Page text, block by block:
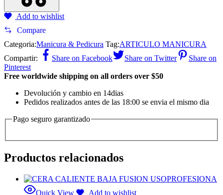
Add to wishlist
Compare
Categoria:Manicura & Pedicura Tag:ARTICULO MANICURA
Compartir:
Share on Facebook Share on Twitter
Share on
Pinterest
Free worldwide shipping on all orders over $50
Devolución y cambio en 14dias
Pedidos realizados antes de las 18:00 se envia el mismo dia
Pago seguro garantizado
Productos relacionados
Quick View Add to wishlist